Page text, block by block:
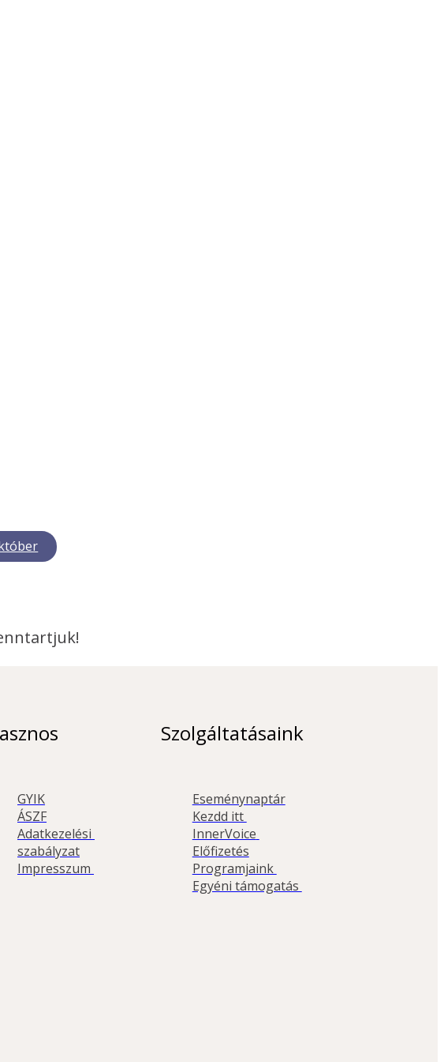
GYIK
ÁSZF
Adatkezelési
szabályzat
Impresszum
Szolgáltatásaink
Eseménynaptár
Kezdd itt
InnerVoice
Előfizetés
Programjaink
Egyéni támogatás